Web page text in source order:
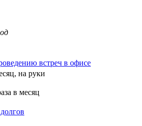
встреч в офисе
на руки
в месяц